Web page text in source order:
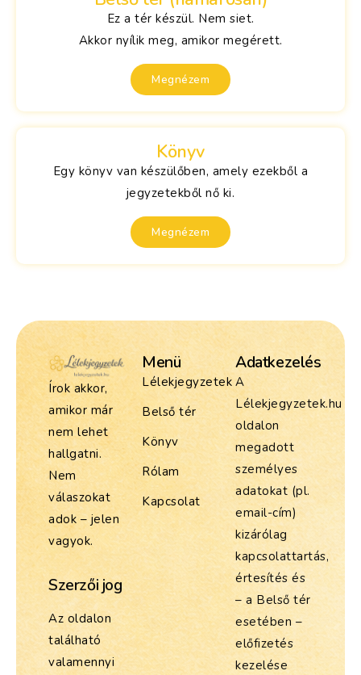
Ez a tér készül. Nem siet.
Akkor nyílik meg, amikor megérett.
Megnézem
Könyv
Egy könyv van készülőben, amely ezekből a
jegyzetekből nő ki.
Megnézem
Írok akkor,
amikor már
nem lehet
hallgatni.
Nem
válaszokat
adok – jelen
vagyok.
Szerzői jog
Az oldalon
található
valamennyi
Menü
Lélekjegyzetek
Belső tér
Könyv
Rólam
Kapcsolat
Adatkezelés
A
Lélekjegyzetek.hu
oldalon
megadott
személyes
adatokat (pl.
email-cím)
kizárólag
kapcsolattartás,
értesítés és
– a Belső tér
esetében –
előfizetés
kezelése